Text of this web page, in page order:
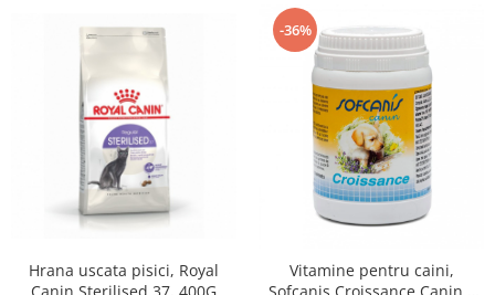
Hrana uscata pisici, Royal
-36%
Vitamine pentru caini,